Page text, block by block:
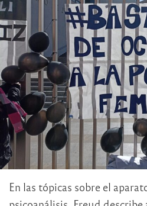
En las tópicas sobre el